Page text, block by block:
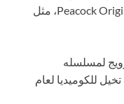
لمسلسله
للكوميديا لعام